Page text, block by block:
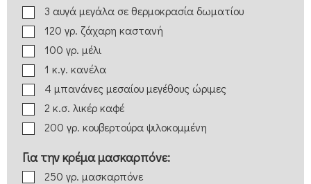
3 αυγά μεγάλα σε θερμοκρασία δωματίου
120 γρ. ζάχαρη καστανή
100 γρ. μέλι
1 κ.γ. κανέλα
4 μπανάνεςμεσαίου μεγέθους ώριμες
2 κ.σ. λικέρ καφέ
200 γρ. κουβερτούραψιλοκομμένη
Για την κρέμα μασκαρπόνε:
250 γρ. μασκαρπόνε